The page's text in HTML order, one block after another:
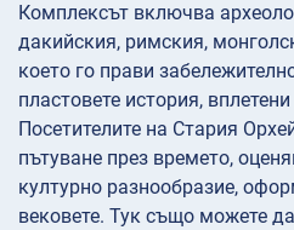
Комплексът включва
дакийския, римския,
което го прави
пластовете история,
Посетителите на Стария
пътуване през времето,
културно разнообразие,
вековете. Тук също можете